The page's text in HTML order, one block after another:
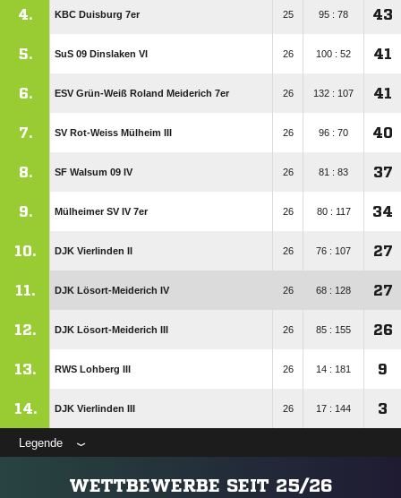
4. KBC Duisburg 7er 25 95 : 78 43
5. SuS 09 Dinslaken VI 26 100 : 52 41
6. ESV Grün-Weiß Roland Meiderich 7er 26 132 : 107 41
7. SV Rot-Weiss Mülheim III 26 96 : 70 40
8. SF Walsum 09 IV 26 81 : 83 37
9. Mülheimer SV IV 7er 26 80 : 117 34
10. DJK Vierlinden II 26 76 : 107 27
11. DJK Lösort-Meiderich IV 26 68 : 128 27
12. DJK Lösort-Meiderich III 26 85 : 155 26
13. RWS Lohberg III 26 14 : 181 9
14. DJK Vierlinden III 26 17 : 144 3
Legende
WETTBEWERBE SEIT 25/26